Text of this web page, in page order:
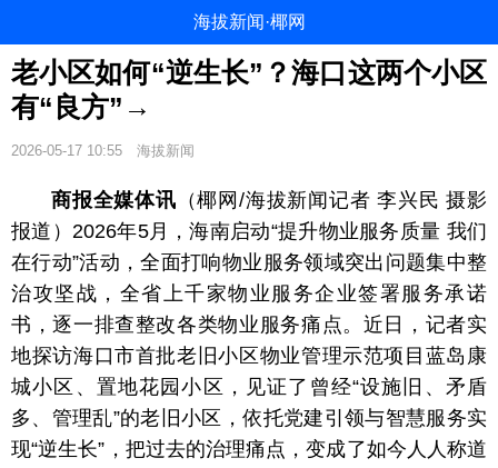
海拔新闻·椰网
老小区如何“逆生长”？海口这两个小区
有“良方”→
2026-05-17 10:55 海拔新闻
商报全媒体讯 （椰网/海拔新闻记者 李兴民 摄影
报道）2026年5月，海南启动“提升物业服务质量 我们
在行动”活动，全面打响物业服务领域突出问题集中整
治攻坚战，全省上千家物业服务企业签署服务承诺
书，逐一排查整改各类物业服务痛点。近日，记者实
地探访海口市首批老旧小区物业管理示范项目蓝岛康
城小区、置地花园小区，见证了曾经“设施旧、矛盾
多、管理乱”的老旧小区，依托党建引领与智慧服务实
现“逆生长”，把过去的治理痛点，变成了如今人人称道